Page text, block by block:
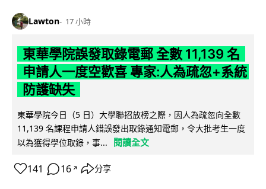
Lawton 17 小時
東華學院誤發取錄電郵 全數 11,139 名
申請人一度空歡喜 專家:人為疏忽+系統
防護缺失
東華學院今日（5 日）大學聯招放榜之際，因人為疏忽向全數
11,139 名課程申請人錯誤發出取錄通知電郵，令大批考生一度
以為獲得學位取錄，事...
閱讀全文
141 16 ↗ 分享